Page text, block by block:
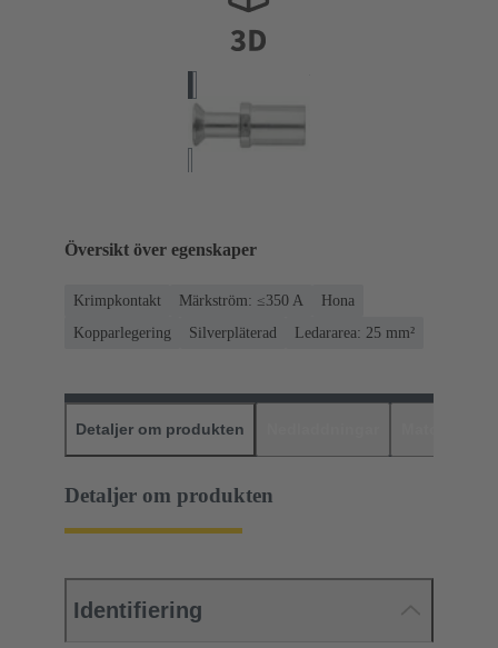
Översikt över egenskaper
Krimpkontakt Märkström: ≤350 A
Hona
Kopparlegering
Silverpläterad Ledararea: 25 mm²
Detaljer om produkten
Detaljer om produkten
Identifiering